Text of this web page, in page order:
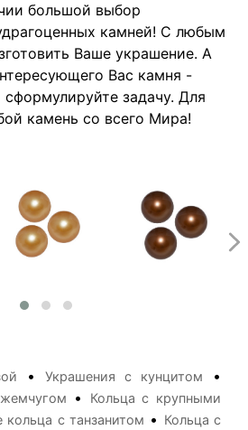
большой выбор
камней! С любым
Ваше украшение. А
Вас камня -
задачу. Для
камень со всего Мира!
• Украшения с кунцитом •
•
Кольца с крупными
кольца с танзанитом • Кольца с